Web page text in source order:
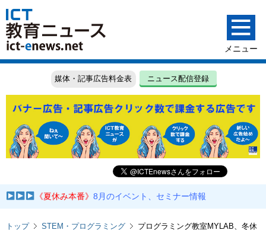
媒体・記事広告料金表 ニュース配信登録
《夏休み本番》8月のイベント、セミナー情報
トップ STEM・プログラミング
プログラミング教室MYLAB、冬休